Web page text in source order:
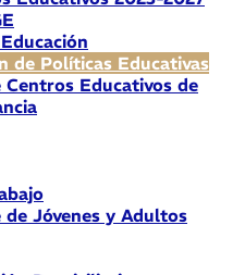
de Políticas Educativas
Centros Educativos de
de Jóvenes y Adultos